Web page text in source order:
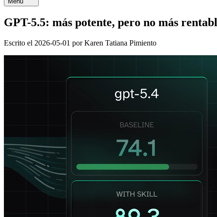
GPT-5.5: más potente, pero no más
Escrito el 2026-05-01 por Karen Tatiana Pimiento